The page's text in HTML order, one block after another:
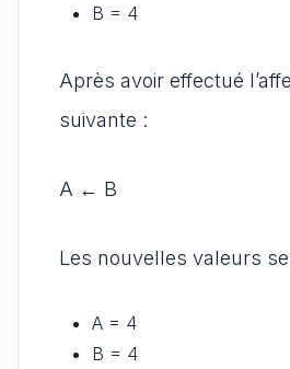
B = 4
Après avoir effectué
suivante :
A ← B
Les nouvelles valeurs
A = 4
B = 4